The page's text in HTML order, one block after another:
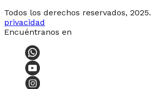
Todos los derechos reservados, 2025.
privacidad
Encuéntranos en